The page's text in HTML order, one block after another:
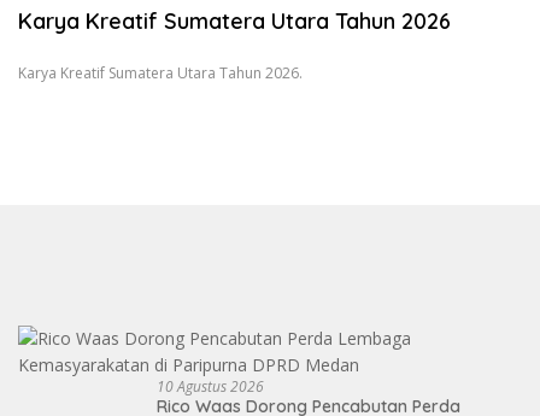
Karya Kreatif Sumatera Utara Tahun 2026
Karya Kreatif Sumatera Utara Tahun 2026.
10 Agustus 2026
Rico Waas Dorong Pencabutan Perda